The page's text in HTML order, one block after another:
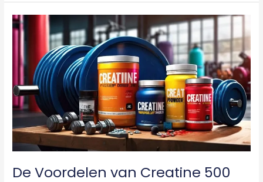
De Voordelen van Creatine 500
De
Voordelen
Creatine
Gram
voor
Spiergroei
en
Krachttraining